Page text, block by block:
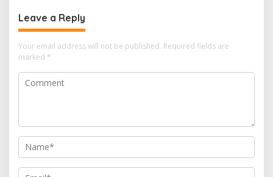
Leave a Reply
Your email address will not be published. Required fields are
marked *